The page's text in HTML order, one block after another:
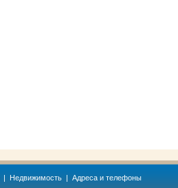
| Недвижимость | Адреса и телефоны